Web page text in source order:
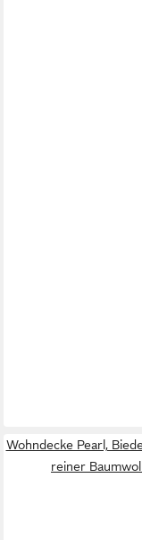
Wohndecke Pearl,
reiner